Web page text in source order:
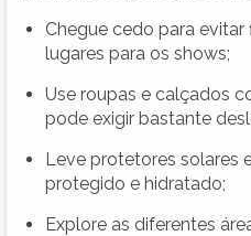
Chegue cedo para
lugares para os shows;
Use roupas e calçados
pode exigir bastante
Leve protetores solares
protegido e hidratado;
Explore as diferentes